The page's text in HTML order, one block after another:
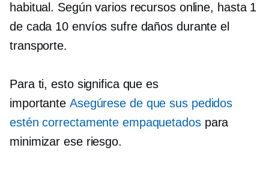
habitual. Según varios recursos online, hasta 1
de cada 10 envíos sufre daños durante el
transporte.
Para ti, esto significa que es
importante Asegúrese de que sus pedidos
estén correctamente empaquetadospara
minimizar ese riesgo.